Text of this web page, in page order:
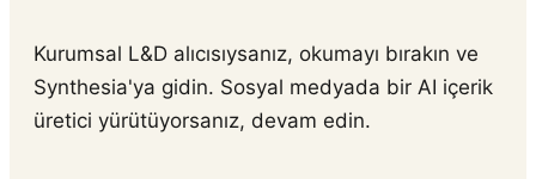
Kurumsal L&D alıcısıysanız, okumayı bırakın ve
Synthesia'ya gidin. Sosyal medyada bir AI içerik
üretici yürütüyorsanız, devam edin.